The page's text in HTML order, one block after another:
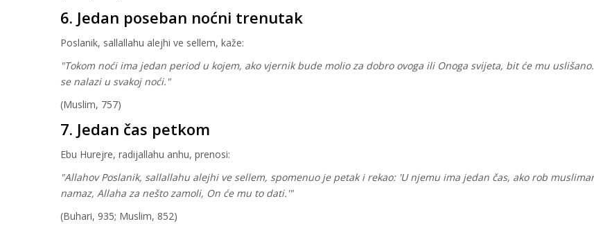
6. Jedan poseban noćni trenutak
Poslanik, sallallahu alejhi ve sellem, kaže:
"Tokom noći ima jedan period u kojem, ako vjernik bude molio za dobro ovoga ili Onoga svijeta, bit će mu
se nalazi u svakoj noći."
(Muslim, 757)
7. Jedan čas petkom
Ebu Hurejre, radijallahu anhu, prenosi:
"Allahov Poslanik, sallallahu alejhi ve sellem, spomenuo je petak i rekao: 'U njemu ima jedan čas, ako rob
namaz, Allaha za nešto zamoli, On će mu to dati.'"
(Buhari, 935; Muslim, 852)